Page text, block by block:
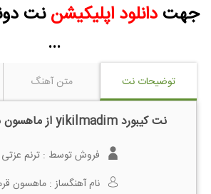
جهتدانلود اپلیکیشن نت
...
توضیحات نت متن آهنگ
نت کیبورد yikilmadim از ماهسون به همراه آکورد
فروش توسط : ترنم عزتی
نام آهنگساز : ماهسون